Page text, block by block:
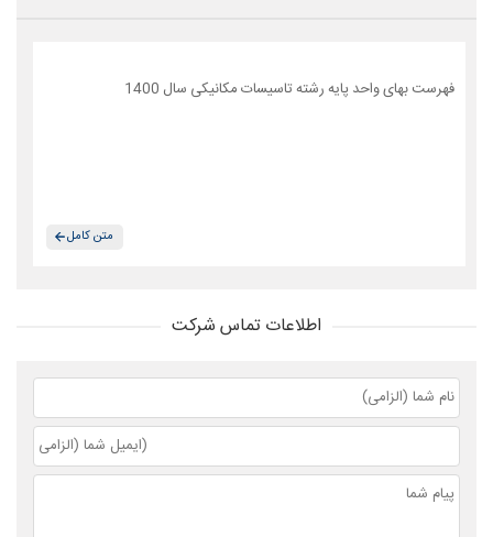
فهرست بهای واحد پایه رشته تاسیسات مکانیکی سال 1400
متن کامل
اطلاعات تماس شرکت